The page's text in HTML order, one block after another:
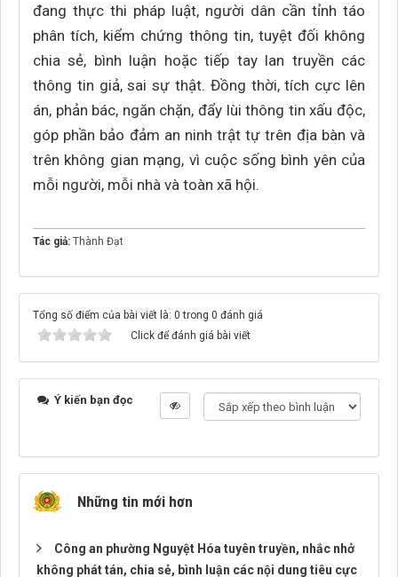
đang thực thi pháp luật, người dân cần tỉnh táo
phân tích, kiểm chứng thông tin, tuyệt đối không
chia sẻ, bình luận hoặc tiếp tay lan truyền các
thông tin giả, sai sự thật. Đồng thời, tích cực lên
án, phản bác, ngăn chặn, đẩy lùi thông tin xấu độc,
góp phần bảo đảm an ninh trật tự trên địa bàn và
trên không gian mạng, vì cuộc sống bình yên của
mỗi người, mỗi nhà và toàn xã hội.
Tác giả: Thành Đạt
Tổng số điểm của bài viết là: 0 trong 0 đánh giá
Click để đánh giá bài viết
Ý kiến bạn đọc
Những tin mới hơn
Công an phường Nguyệt Hóa tuyên truyền, nhắc nhở
không phát tán, chia sẻ, bình luận các nội dung tiêu cực